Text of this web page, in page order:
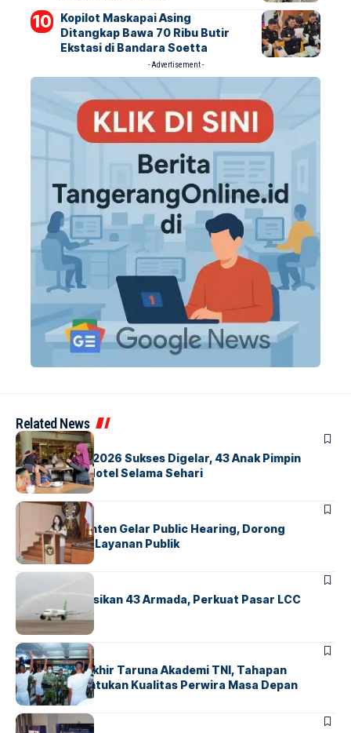
Kopilot Maskapai Asing
Ditangkap Bawa 70 Ribu Butir
Ekstasi di Bandara Soetta
- Advertisement -
Related News
BERITAINDEX
GM For A Day 2026 Sukses Digelar, 43 Anak Pimpin
Operasional Hotel Selama Sehari
BANDARA BERITA
Karantina Banten Gelar Public Hearing, Dorong
Transparansi Layanan Publik
BANDARA
Citilink Operasikan 43 Armada, Perkuat Pasar LCC
Nasional
BERITA
Sidang Pantukhir Taruna Akademi TNI, Tahapan
Strategis Tentukan Kualitas Perwira Masa Depan
BANDARA BERITA